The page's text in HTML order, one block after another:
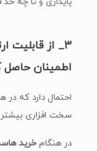
۳_ از
اطمینان حاصل
احتمال دارد که در
سخت افزاری
در هنگامخرید